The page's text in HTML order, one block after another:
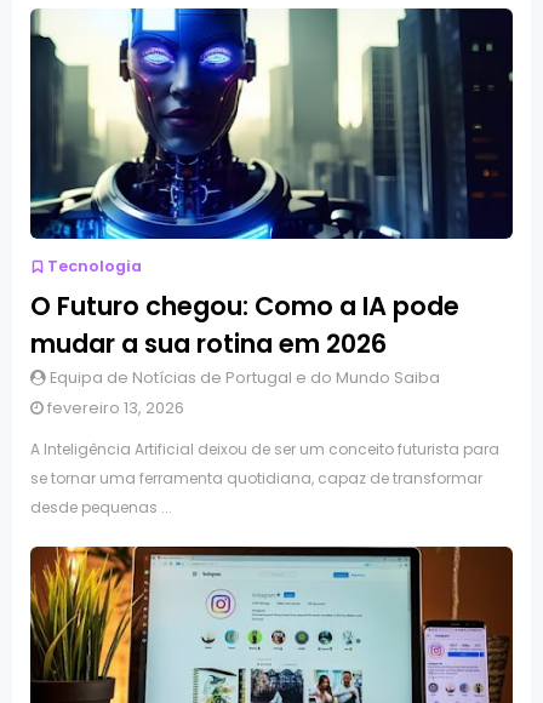
Tecnologia
O Futuro chegou: Como a IA pode
mudar a sua rotina em 2026
Equipa de Notícias de Portugal e do Mundo Saiba
fevereiro 13, 2026
A Inteligência Artificial deixou de ser um conceito futurista para
se tornar uma ferramenta quotidiana, capaz de transformar
desde pequenas ...